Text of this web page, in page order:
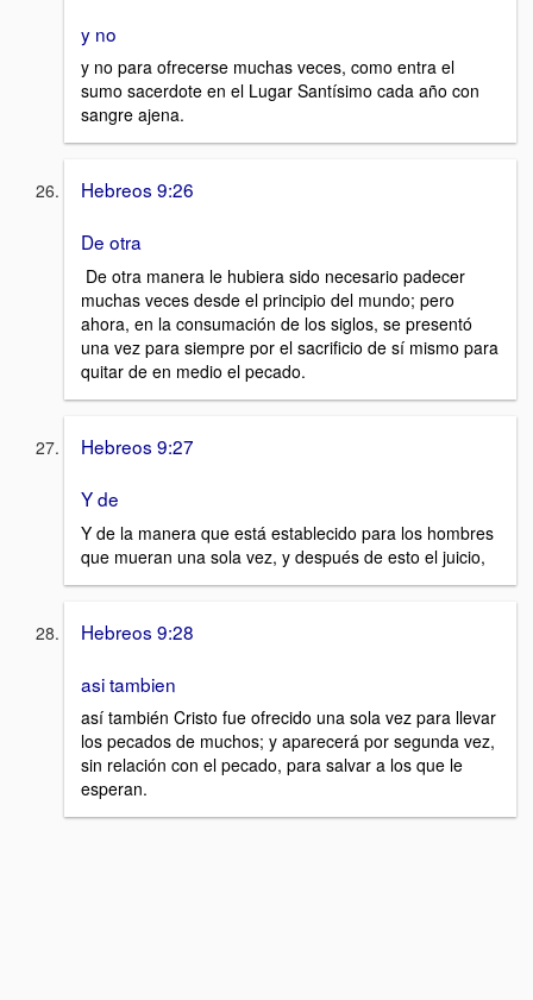
y no
y no para ofrecerse muchas veces, como entra el
sumo sacerdote en el Lugar Santísimo cada año con
sangre ajena.
Hebreos 9:26
De otra
De otra manera le hubiera sido necesario padecer
muchas veces desde el principio del mundo; pero
ahora, en la consumación de los siglos, se presentó
una vez para siempre por el sacrificio de sí mismo para
quitar de en medio el pecado.
Hebreos 9:27
Y de
Y de la manera que está establecido para los hombres
que mueran una sola vez, y después de esto el juicio,
Hebreos 9:28
asi tambien
así también Cristo fue ofrecido una sola vez para llevar
los pecados de muchos; y aparecerá por segunda vez,
sin relación con el pecado, para salvar a los que le
esperan.